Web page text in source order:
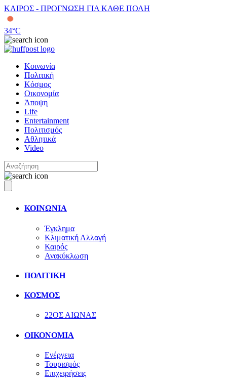
ΚΑΙΡΟΣ - ΠΡΟΓΝΩΣΗ ΓΙΑ ΚΑΘΕ ΠΟΛΗ
34°C
Κοινωνία
Πολιτική
Κόσμος
Οικονομία
Άποψη
Life
Entertainment
Πολιτισμός
Αθλητικά
Video
ΚΟΙΝΩΝΙΑ
Έγκλημα
Κλιματική Αλλαγή
Καιρός
Ανακύκλωση
ΠΟΛΙΤΙΚΗ
ΚΟΣΜΟΣ
22ΟΣ ΑΙΩΝΑΣ
ΟΙΚΟΝΟΜΙΑ
Ενέργεια
Τουρισμός
Επιχειρήσεις